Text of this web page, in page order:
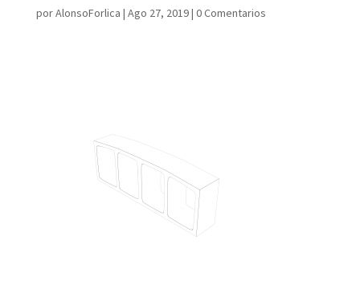
porAlonsoForlica | Ago 27, 2019| 0 Comentarios